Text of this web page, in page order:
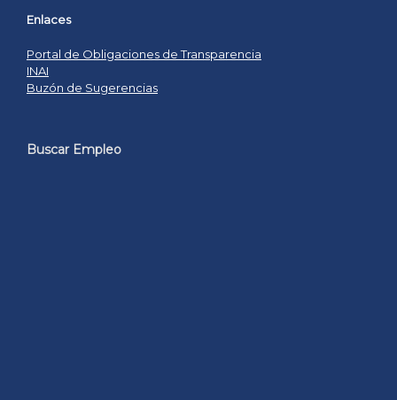
Enlaces
Portal de Obligaciones de Transparencia
INAI
Buzón de Sugerencias
Buscar Empleo